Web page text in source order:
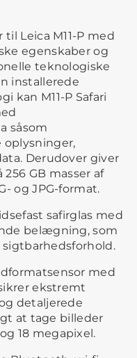
Leica M11-P med
egenskaber og
teknologiske
installerede
kan M11-P Safari
såsom
oplysninger,
Derudover giver
GB masser af
og JPG-format.
safirglas med
belægning, som
med
ekstremt
detaljerede
at tage billeder
18 megapixel.